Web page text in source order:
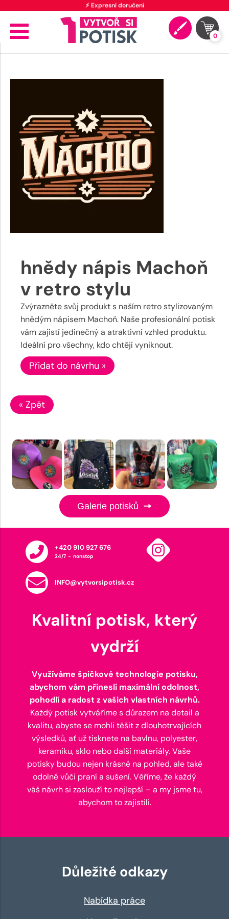
⚡ Expresní doručení
0
hnědy nápis Machoň
v retro stylu
Zvýrazněte svůj produkt s naším retro stylizovaným
hnědým nápisem Machoň. Naše profesionální potisk
vám zajistí jedinečný a atraktivní vzhled produktu.
Ideální pro všechny, kdo chtějí vyniknout.
Přidat do návrhu »
« Zpět
Galerie potisků
+420 910 927 676
24/7 - nonstop
INFO@vytvorsipotisk.cz
Kvalitní potisk, který
vydrží
Využíváme špičkové technologie potisku,
abychom vám přinesli maximální odolnost,
pohodlí a radost z vašich vlastních návrhů.
Každý potisk vytváříme s důrazem na detail a
kvalitu, abyste se mohli těšit z dlouhotrvajících
výsledků, ať už tisknete na bavlnu, polyester,
keramiku, sklo nebo další materiály. Vaše
potisky budou nejen krásné na pohled, ale také
odolné vůči praní a sušení. Věříme, že každý
váš návrh si zaslouží to nejlepší – a my jsme tu,
abychom to zajistili.
Důležité odkazy
Nabídka práce